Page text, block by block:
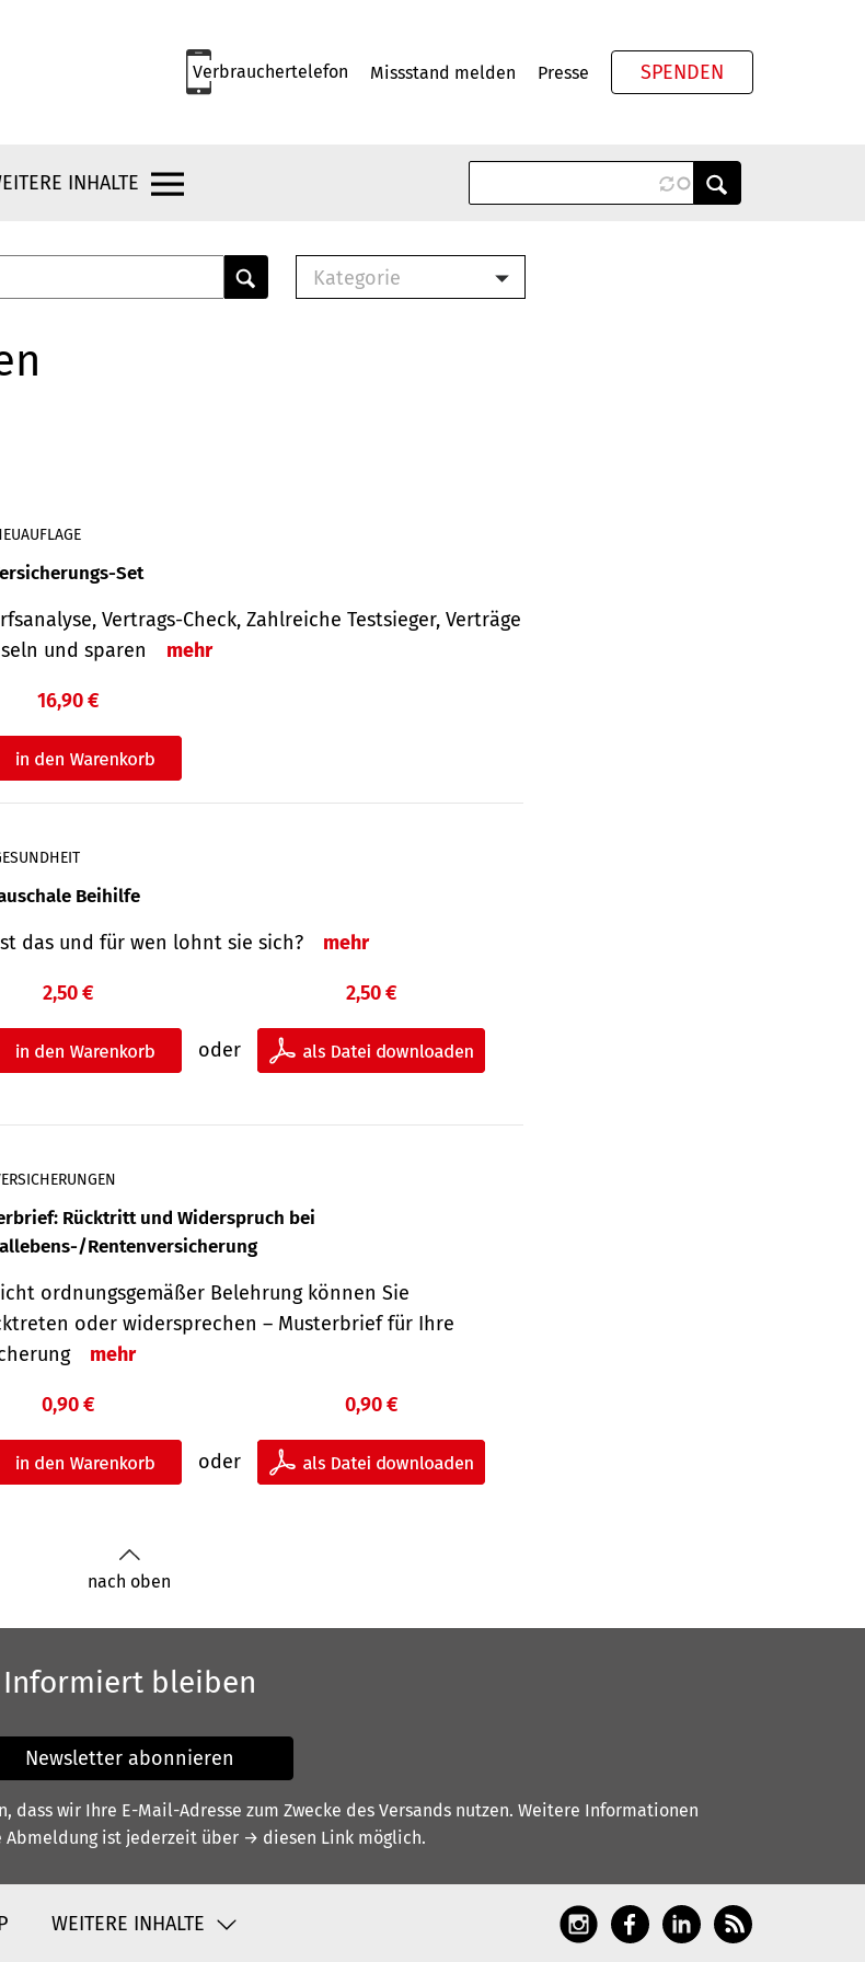
Verbrauchertelefon Missstand melden Presse SPENDEN
INHALTE
Kategorie
Set
Vertrags-Check, Zahlreiche Testsieger, Verträge
und sparen
mehr
16,90 €
Beihilfe
das und für wen lohnt sie sich? mehr
2,50 €
oder
2,50 €
Rücktritt und Widerspruch bei
Rentenversicherung
ordnungsgemäßer Belehrung können Sie
oder widersprechen – Musterbrief für Ihre
mehr
0,90 €
oder
0,90 €
nach oben
Informiert bleiben
Newsletter abonnieren
wir Ihre E-Mail-Adresse zum Zwecke des Versands nutzen. Weitere Informationen
Abmeldung ist jederzeit über → diesen Link möglich.
WEITERE INHALTE